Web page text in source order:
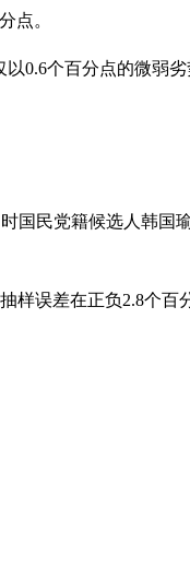
点。
0.6个百分点的微弱
国民党籍候选人韩国
样误差在正负2.8个百